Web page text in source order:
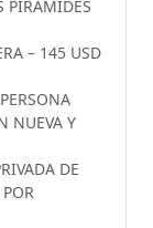
PIRAMIDES
– 145 USD
NUEVA Y
DE